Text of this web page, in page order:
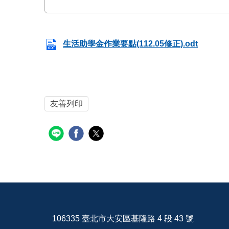
生活助學金作業要點(112.05修正).odt
友善列印
106335 臺北市大安區基隆路 4 段 43 號